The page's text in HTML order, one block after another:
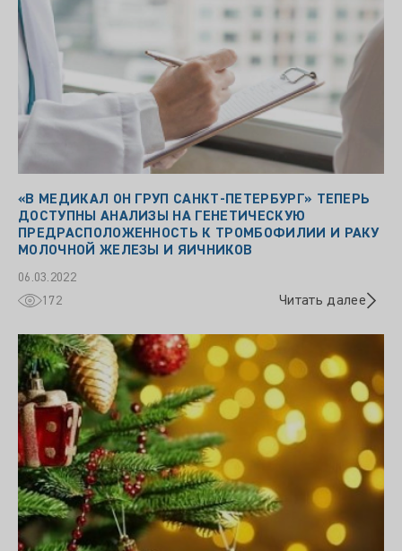
«В МЕДИКАЛ ОН ГРУП САНКТ-ПЕТЕРБУРГ» ТЕПЕРЬ
ДОСТУПНЫ АНАЛИЗЫ НА ГЕНЕТИЧЕСКУЮ
ПРЕДРАСПОЛОЖЕННОСТЬ К ТРОМБОФИЛИИ И РАКУ
МОЛОЧНОЙ ЖЕЛЕЗЫ И ЯИЧНИКОВ
06.03.2022
172
Читать далее